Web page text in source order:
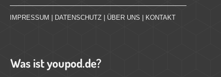
IMPRESSUM DATENSCHUTZ ÜBER UNS KONTAKT
Was ist youpod.de?